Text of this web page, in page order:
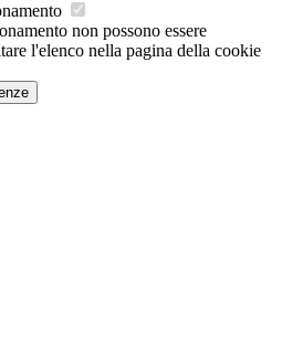
non possono essere
l'elenco nella pagina della cookie